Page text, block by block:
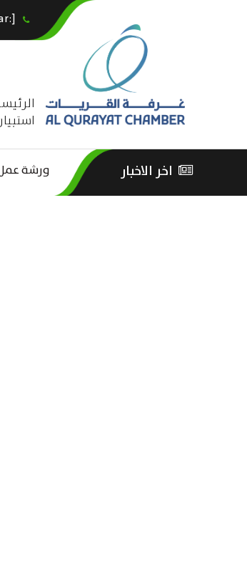
[:ar]966146426200+[:en]+966 0146426200[:]
اخر الاخبار ورشة عمل :